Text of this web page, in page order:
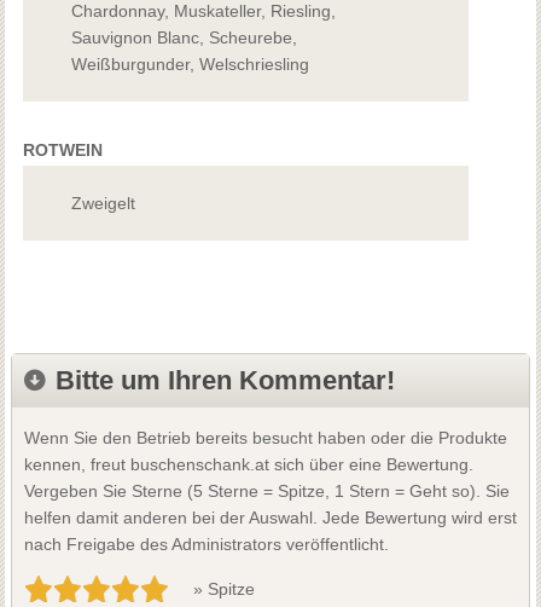
Chardonnay, Muskateller, Riesling,
Sauvignon Blanc, Scheurebe,
Weißburgunder, Welschriesling
ROTWEIN
Zweigelt
Bitte um Ihren Kommentar!
Wenn Sie den Betrieb bereits besucht haben oder die Produkte
kennen, freut buschenschank.at sich über eine Bewertung.
Vergeben Sie Sterne (5 Sterne = Spitze, 1 Stern = Geht so). Sie
helfen damit anderen bei der Auswahl. Jede Bewertung wird erst
nach Freigabe des Administrators veröffentlicht.
» Spitze